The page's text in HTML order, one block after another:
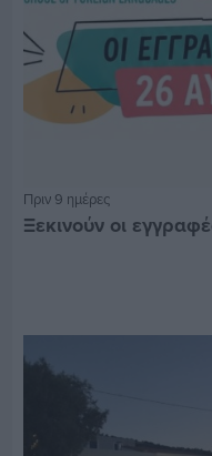
Πριν 9 ημέρες
Ξεκινούν οι